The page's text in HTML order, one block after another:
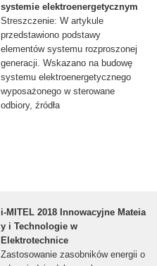
systemie elektroenergetycznym
Streszczenie: W artykule
przedstawiono podstawy
elementów systemu rozproszonej
generacji. Wskazano na budowę
systemu elektroenergetycznego
wyposażonego w sterowane
odbiory, źródła
i-MITEL 2018 Innowacyjne Mateia
y i Technologie w
Elektrotechnice
Zastosowanie zasobników energii o